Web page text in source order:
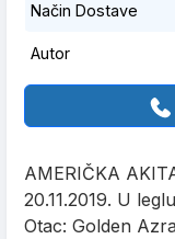
Način Dostave
Autor
AMERIČKA
20.11.2019. U
Otac: Golden